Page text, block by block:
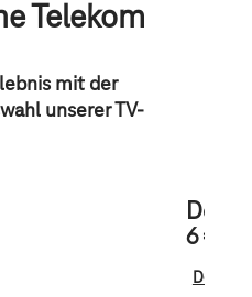
Telekom
mit der
unserer TV-
Doku
6 €
Details